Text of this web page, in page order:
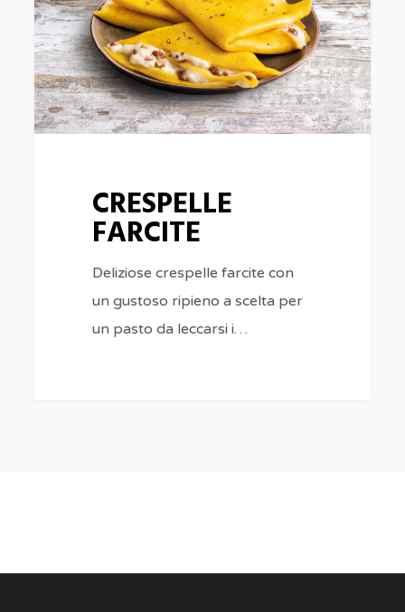
CRESPELLE
FARCITE
Deliziose crespelle farcite con
un gustoso ripieno a scelta per
un pasto da leccarsi i…